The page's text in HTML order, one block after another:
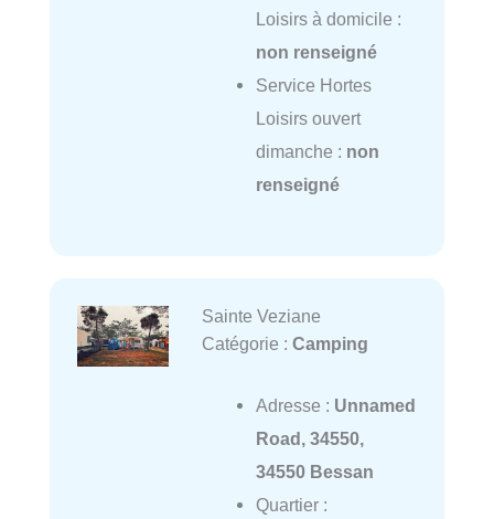
Loisirs à domicile :
non renseigné
Service Hortes
Loisirs ouvert
dimanche : non
renseigné
Sainte Veziane
Catégorie : Camping
Adresse : Unnamed
Road, 34550,
34550 Bessan
Quartier :